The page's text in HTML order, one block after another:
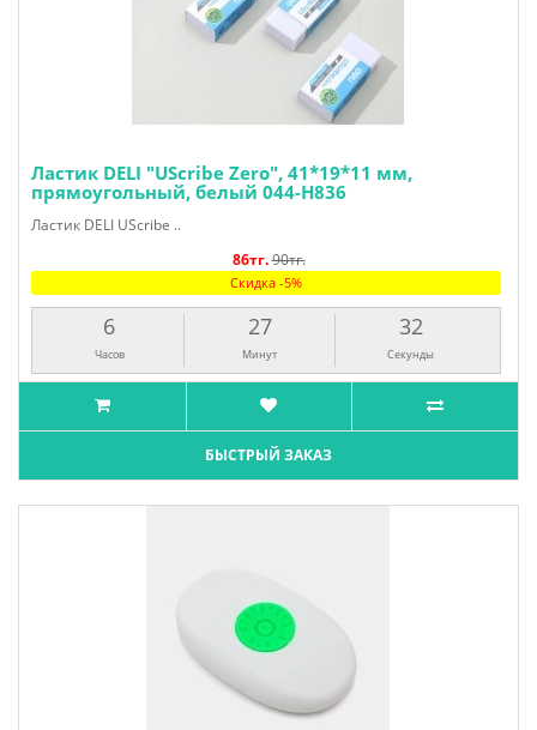
Ластик DELI "UScribe Zero", 41*19*11 мм,
прямоугольный, белый 044-H836
Ластик DELI UScribe ..
86тг.90тг.
Скидка -5%
6
Часов
27
Минут
31
Секунда
БЫСТРЫЙ ЗАКАЗ